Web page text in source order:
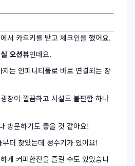
서 카드키를 받고 체크인을 했어요.
오션뷰인데요.
는 인피니티풀로 바로 연결되는 장
장이 깔끔하고 시설도 불편함 하나
방문하기도 좋을 것 같아요!
터 찾았는데 정수기가 있어요!
게 커피한잔을 즐길 수도 있었습니